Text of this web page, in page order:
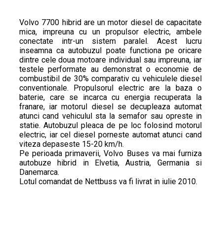
Volvo 7700 hibrid are un motor diesel de capacitate
mica, impreuna cu un propulsor electric, ambele
conectate intr-un sistem paralel. Acest lucru
inseamna ca autobuzul poate functiona pe oricare
dintre cele doua motoare individual sau impreuna, iar
testele performate au demonstrat o economie de
combustibil de 30% comparativ cu vehiculele diesel
conventionale. Propulsorul electric are la baza o
baterie, care se incarca cu energia recuperata la
franare, iar motorul diesel se decupleaza automat
atunci cand vehiculul sta la semafor sau opreste in
statie. Autobuzul pleaca de pe loc folosind motorul
electric, iar cel diesel porneste automat atunci cand
viteza depaseste 15-20 km/h.
Pe perioada primaverii, Volvo Buses va mai furniza
autobuze hibrid in Elvetia, Austria, Germania si
Danemarca.
Lotul comandat de Nettbuss va fi livrat in iulie 2010.